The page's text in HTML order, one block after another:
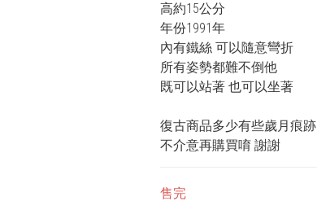
高約15公分
年份1991年
內有鐵絲 可以隨意彎折
所有姿勢都難不倒他
既可以站著 也可以坐著
復古商品多少有些歲月痕跡
不介意再購買唷 謝謝
售完